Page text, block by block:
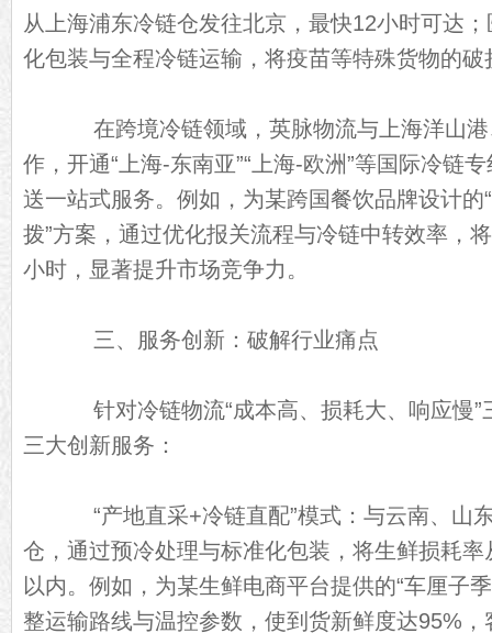
从上海浦东冷链仓发往北京，最快12小时可达
化包装与全程冷链运输，将疫苗等特殊货物的
在跨境冷链领域，英脉物流与上海洋山港
作，开通“上海-东南亚”“上海-欧洲”等国际冷链
送一站式服务。例如，为某跨国餐饮品牌设计的
拨”方案，通过优化报关流程与冷链中转效率，
小时，显著提升市场竞争力。
三、服务创新：破解行业痛点
针对冷链物流“成本高、损耗大、响应慢”
三大创新服务：
“产地直采+冷链直配”模式：与云南、山
仓，通过预冷处理与标准化包装，将生鲜损耗
以内。例如，为某生鲜电商平台提供的“车厘子
整运输路线与温控参数，使到货新鲜度达95%